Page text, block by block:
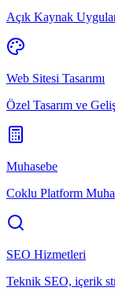
Açık Kaynak
Web Sitesi Tasarımı
Özel Tasarım ve
Muhasebe
Coklu Platform
SEO Hizmetleri
Teknik SEO, içerik